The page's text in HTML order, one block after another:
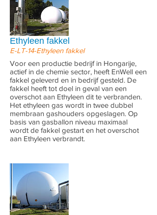
Ethyleen fakkel
E-LT-14-Ethyleen fakkel
Voor een productie bedrijf in Hongarije,
actief in de chemie sector, heeft EnWell een
fakkel geleverd en in bedrijf gesteld. De
fakkel heeft tot doel in geval van een
overschot aan Ethyleen dit te verbranden.
Het ethyleen gas wordt in twee dubbel
membraan gashouders opgeslagen. Op
basis van gasballon niveau maximaal
wordt de fakkel gestart en het overschot
aan Ethyleen verbrandt.